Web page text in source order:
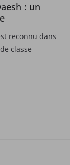
: un
reconnu dans
classe